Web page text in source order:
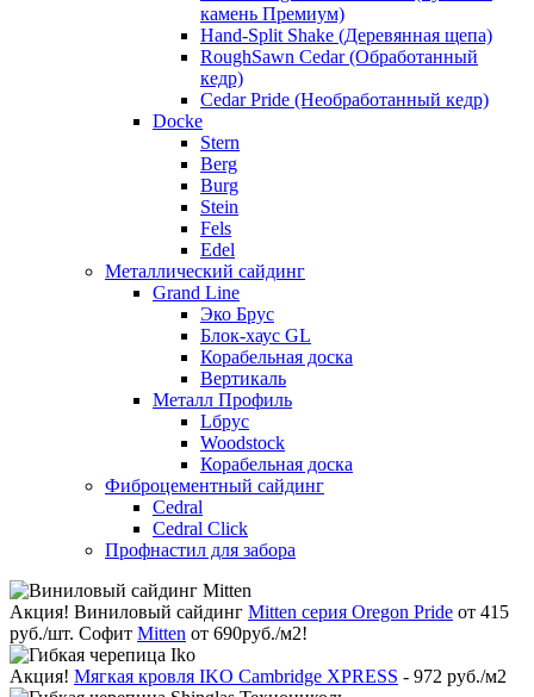
камень Премиум)
Hand-Split Shake (Деревянная щепа)
RoughSawn Cedar (Обработанный
кедр)
Cedar Pride (Необработанный кедр)
Docke
Stern
Berg
Burg
Stein
Fels
Edel
Металлический сайдинг
Grand Line
Эко Брус
Блок-хаус GL
Корабельная доска
Вертикаль
Металл Профиль
Lбрус
Woodstock
Корабельная доска
Фиброцементный сайдинг
Cedral
Cedral Click
Профнастил для забора
Акция! Виниловый сайдинг Mitten серия Oregon Pride от 415
руб./шт. Софит Mitten от 690руб./м2!
Акция! Мягкая кровля IKO Cambridge XPRESS - 972 руб./м2